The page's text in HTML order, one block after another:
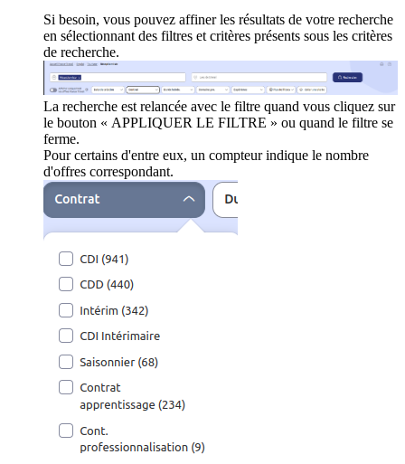
Si besoin, vous pouvez affiner les résultats de votre recherche
en sélectionnant des filtres et critères présents sous les critères
de recherche.
La recherche est relancée avec le filtre quand vous cliquez sur
le bouton « APPLIQUER LE FILTRE » ou quand le filtre se
ferme.
Pour certains d'entre eux, un compteur indique le nombre
d'offres correspondant.